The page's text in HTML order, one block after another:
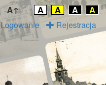
A↑ A A A A
Logowanie Rejestracja